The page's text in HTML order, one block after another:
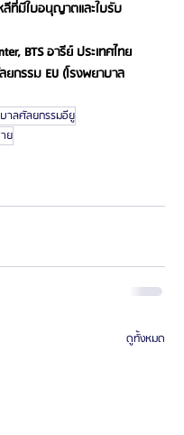
ที่มีใบอนุญาตและใบรับ
BTS อารีย์ ประเทศไทย
กรรม EU (โรงพยาบาล
าลศัลยกรรมอียู
ย
ดูทั้งหมด